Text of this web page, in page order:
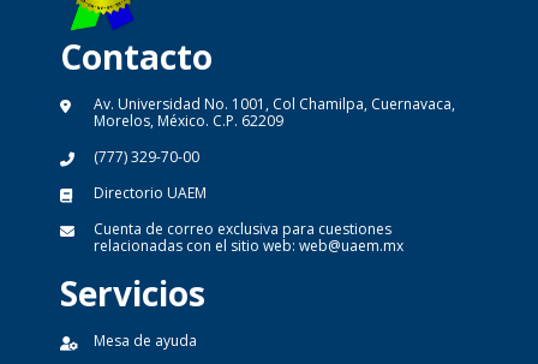
Contacto
Av. Universidad No. 1001, Col Chamilpa, Cuernavaca,
Morelos, México. C.P. 62209
(777) 329-70-00
Directorio UAEM
Cuenta de correo exclusiva para cuestiones
relacionadas con el sitio web: web@uaem.mx
Servicios
Mesa de ayuda